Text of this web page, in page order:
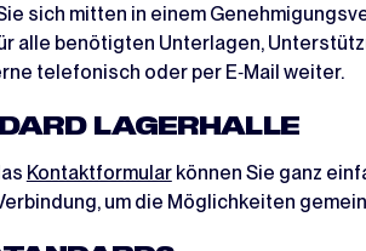
sich mitten in einem
alle benötigten Unterlagen,
telefonisch oder per E‑Mail weiter.
LAGERHALLE
Kontaktformularkönnen Sie ganz
um die Möglichkeiten